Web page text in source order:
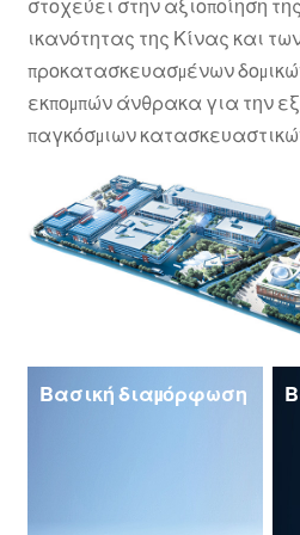
στοχεύει στην αξιοποίηση
ικανότητας της Κίνας και
προκατασκευασμένων
εκπομπών άνθρακα για την
παγκόσμιων
Βασική διαμόρφωση